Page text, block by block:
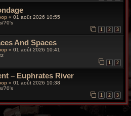
v
« 01 août 2026 10:55
70's
1 2 3
And Spaces
« 01 août 2026 10:41
1 2
– Euphrates River
« 01 août 2026 10:38
70's
1 2 3